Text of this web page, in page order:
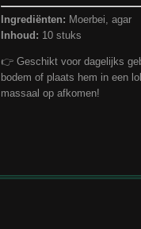
Ingrediënten: Moerbei, agar
Inhoud: 10 stuks
👉 Geschikt voor dagelijks
bodem of plaats hem in een
massaal op afkomen!